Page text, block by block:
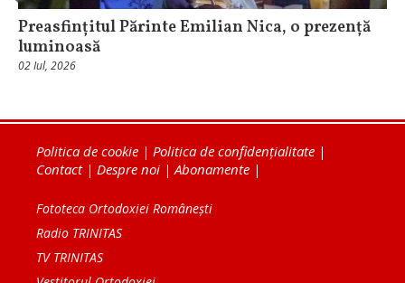
Preasfințitul Părinte Emilian Nica, o prezență
luminoasă
02 Iul, 2026
Politica de cookie | Politica de confidențialitate |
Contact| Despre noi | Abonamente |
Fototeca Ortodoxiei Românești
Radio TRINITAS
TV TRINITAS